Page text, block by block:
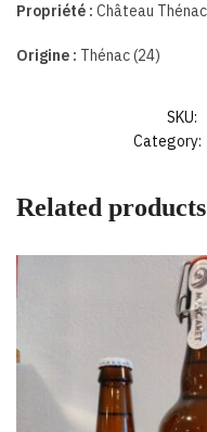
Propriété : Château Thénac
Origine : Thénac (24)
SKU:
Category:
Related products